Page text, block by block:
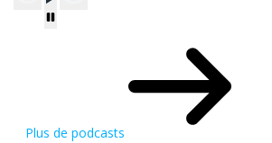
Plus de podcasts